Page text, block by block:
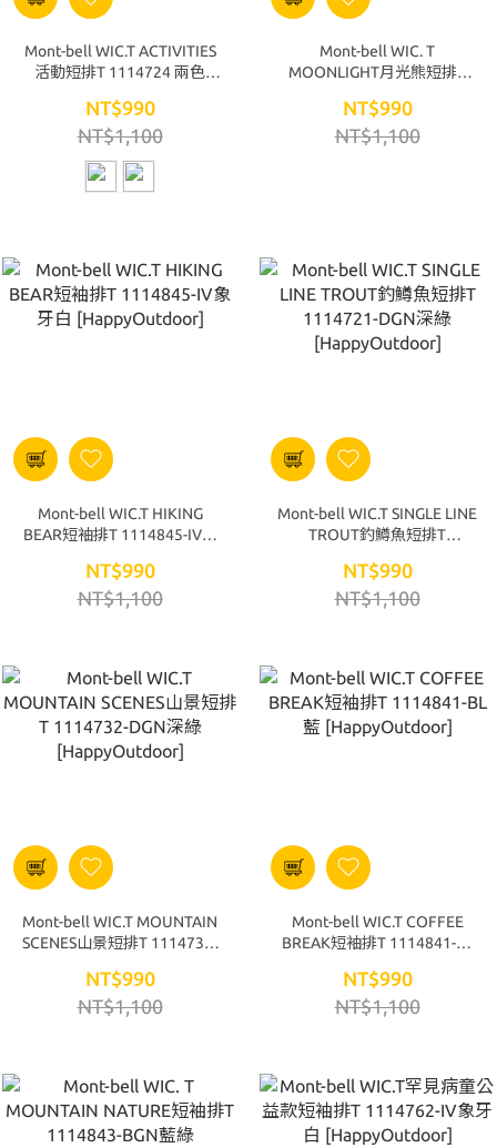
Mont-bell WIC.T ACTIVITIES
活動短排T 1114724 兩色
NT$990
NT$1,100
Mont-bell WIC. T
MOONLIGHT月光熊短排T
[HappyOutdoor]
NT$990
NT$1,100
Mont-bell WIC.T HIKING
BEAR短袖排T 1114845-IV象
NT$990
NT$1,100
Mont-bell WIC.T SINGLE LINE
TROUT釣鱒魚短排T
[HappyOutdoor]
NT$990
NT$1,100
Mont-bell WIC.T MOUNTAIN
SCENES山景短排T 1114732-
NT$990
NT$1,100
Mont-bell WIC.T COFFEE
BREAK短袖排T 1114841-BL
NT$990
NT$1,100